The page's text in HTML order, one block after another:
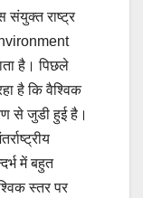
संयुक्त राष्ट्र
है। पिछले
है कि वैश्विक
से जुडी हुई है।
में बहुत
स्तर पर